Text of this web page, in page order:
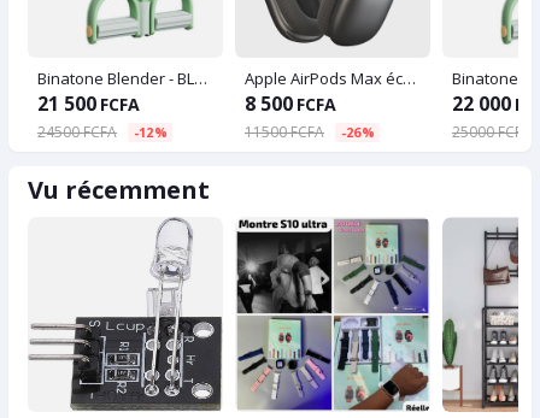
Binatone Blender - BLG-450P MK2 - 1.5L - 350W - Nude
21 500 FCFA
24500 FCFA -12%
Apple AirPods Max écouteurs casques
8 500 FCFA
11500 FCFA -26%
22 000
25000 FCFA
Vu récemment